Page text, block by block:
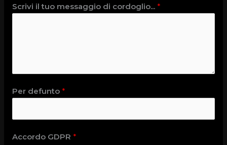
Scrivi il tuo messaggio di cordoglio...*
Per defunto*
Accordo GDPR*